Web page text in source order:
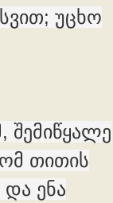
უცხო
შემიწყალე
თითის
ენა